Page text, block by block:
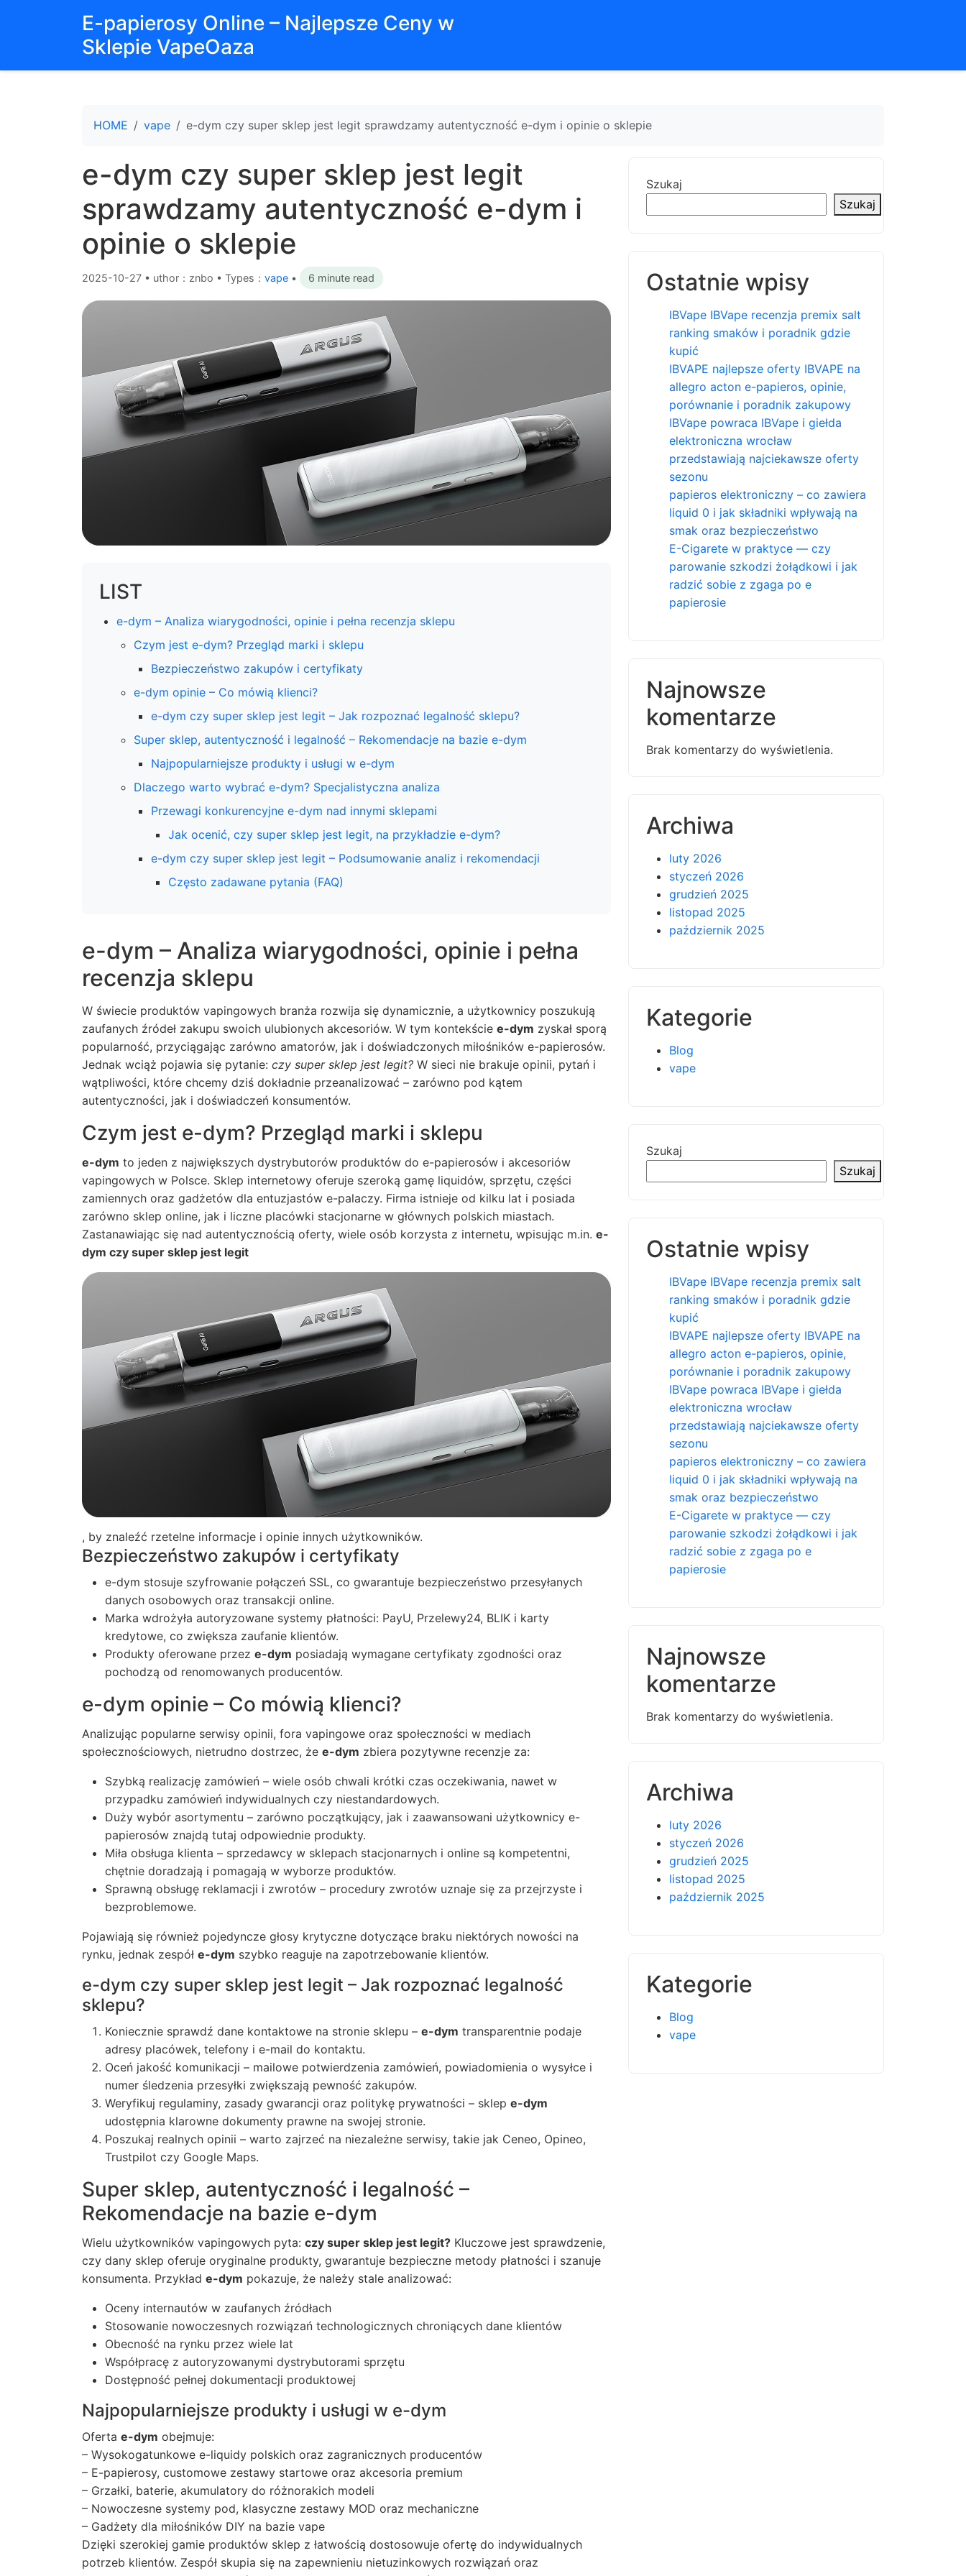
E-papierosy Online – Najlepsze Ceny w
Sklepie VapeOaza
HOME vape e-dym czy super sklep jest legit sprawdzamy autentyczność e-dym i opinie o sklepie
e-dym czy super sklep jest legit
sprawdzamy autentyczność e-dym i
opinie o sklepie
2025-10-27 • uthor：znbo • Types： vape • 6 minute read
LIST
e-dym – Analiza wiarygodności, opinie i pełna recenzja sklepu
Czym jest e-dym? Przegląd marki i sklepu
Bezpieczeństwo zakupów i certyfikaty
e-dym opinie – Co mówią klienci?
e-dym czy super sklep jest legit – Jak rozpoznać legalność sklepu?
Super sklep, autentyczność i legalność – Rekomendacje na bazie e-dym
Najpopularniejsze produkty i usługi w e-dym
Dlaczego warto wybrać e-dym? Specjalistyczna analiza
Przewagi konkurencyjne e-dym nad innymi sklepami
Jak ocenić, czy super sklep jest legit, na przykładzie e-dym?
e-dym czy super sklep jest legit – Podsumowanie analiz i rekomendacji
Często zadawane pytania (FAQ)
e-dym – Analiza wiarygodności, opinie i pełna
recenzja sklepu
W świecie produktów vapingowych branża rozwija się dynamicznie, a użytkownicy poszukują
zaufanych źródeł zakupu swoich ulubionych akcesoriów. W tym kontekście e-dym zyskał sporą
popularność, przyciągając zarówno amatorów, jak i doświadczonych miłośników e-papierosów.
Jednak wciąż pojawia się pytanie: czy super sklep jest legit? W sieci nie brakuje opinii, pytań i
wątpliwości, które chcemy dziś dokładnie przeanalizować – zarówno pod kątem
autentyczności, jak i doświadczeń konsumentów.
Czym jest e-dym? Przegląd marki i sklepu
e-dym to jeden z największych dystrybutorów produktów do e-papierosów i akcesoriów
vapingowych w Polsce. Sklep internetowy oferuje szeroką gamę liquidów, sprzętu, części
zamiennych oraz gadżetów dla entuzjastów e-palaczy. Firma istnieje od kilku lat i posiada
zarówno sklep online, jak i liczne placówki stacjonarne w głównych polskich miastach.
Zastanawiając się nad autentycznością oferty, wiele osób korzysta z internetu, wpisując m.in. e-
dym czy super sklep jest legit
, by znaleźć rzetelne informacje i opinie innych użytkowników.
Bezpieczeństwo zakupów i certyfikaty
e-dym stosuje szyfrowanie połączeń SSL, co gwarantuje bezpieczeństwo przesyłanych
danych osobowych oraz transakcji online.
Marka wdrożyła autoryzowane systemy płatności: PayU, Przelewy24, BLIK i karty
kredytowe, co zwiększa zaufanie klientów.
Produkty oferowane przez e-dym posiadają wymagane certyfikaty zgodności oraz
pochodzą od renomowanych producentów.
e-dym opinie – Co mówią klienci?
Analizując popularne serwisy opinii, fora vapingowe oraz społeczności w mediach
społecznościowych, nietrudno dostrzec, że e-dym zbiera pozytywne recenzje za:
Szybką realizację zamówień – wiele osób chwali krótki czas oczekiwania, nawet w
przypadku zamówień indywidualnych czy niestandardowych.
Duży wybór asortymentu – zarówno początkujący, jak i zaawansowani użytkownicy e-
papierosów znajdą tutaj odpowiednie produkty.
Miła obsługa klienta – sprzedawcy w sklepach stacjonarnych i online są kompetentni,
chętnie doradzają i pomagają w wyborze produktów.
Sprawną obsługę reklamacji i zwrotów – procedury zwrotów uznaje się za przejrzyste i
bezproblemowe.
Pojawiają się również pojedyncze głosy krytyczne dotyczące braku niektórych nowości na
rynku, jednak zespół e-dym szybko reaguje na zapotrzebowanie klientów.
e-dym czy super sklep jest legit – Jak rozpoznać legalność
sklepu?
Koniecznie sprawdź dane kontaktowe na stronie sklepu – e-dym transparentnie podaje
adresy placówek, telefony i e-mail do kontaktu.
Oceń jakość komunikacji – mailowe potwierdzenia zamówień, powiadomienia o wysyłce i
numer śledzenia przesyłki zwiększają pewność zakupów.
Weryfikuj regulaminy, zasady gwarancji oraz politykę prywatności – sklep e-dym
udostępnia klarowne dokumenty prawne na swojej stronie.
Poszukaj realnych opinii – warto zajrzeć na niezależne serwisy, takie jak Ceneo, Opineo,
Trustpilot czy Google Maps.
Super sklep, autentyczność i legalność –
Rekomendacje na bazie e-dym
Wielu użytkowników vapingowych pyta: czy super sklep jest legit? Kluczowe jest sprawdzenie,
czy dany sklep oferuje oryginalne produkty, gwarantuje bezpieczne metody płatności i szanuje
konsumenta. Przykład e-dym pokazuje, że należy stale analizować:
Oceny internautów w zaufanych źródłach
Stosowanie nowoczesnych rozwiązań technologicznych chroniących dane klientów
Obecność na rynku przez wiele lat
Współpracę z autoryzowanymi dystrybutorami sprzętu
Dostępność pełnej dokumentacji produktowej
Najpopularniejsze produkty i usługi w e-dym
Oferta e-dym obejmuje:
– Wysokogatunkowe e-liquidy polskich oraz zagranicznych producentów
– E-papierosy, customowe zestawy startowe oraz akcesoria premium
– Grzałki, baterie, akumulatory do różnorakich modeli
– Nowoczesne systemy pod, klasyczne zestawy MOD oraz mechaniczne
– Gadżety dla miłośników DIY na bazie vape
Dzięki szerokiej gamie produktów sklep z łatwością dostosowuje ofertę do indywidualnych
potrzeb klientów. Zespół skupia się na zapewnieniu nietuzinkowych rozwiązań oraz
Szukaj
Szukaj
Ostatnie wpisy
IBVape IBVape recenzja premix salt
ranking smaków i poradnik gdzie
kupić
IBVAPE najlepsze oferty IBVAPE na
allegro acton e-papieros, opinie,
porównanie i poradnik zakupowy
IBVape powraca IBVape i giełda
elektroniczna wrocław
przedstawiają najciekawsze oferty
sezonu
papieros elektroniczny – co zawiera
liquid 0 i jak składniki wpływają na
smak oraz bezpieczeństwo
E-Cigarete w praktyce — czy
parowanie szkodzi żołądkowi i jak
radzić sobie z zgaga po e
papierosie
Najnowsze
komentarze
Brak komentarzy do wyświetlenia.
Archiwa
luty 2026
styczeń 2026
grudzień 2025
listopad 2025
październik 2025
Kategorie
Blog
vape
Szukaj
Szukaj
Ostatnie wpisy
IBVape IBVape recenzja premix salt
ranking smaków i poradnik gdzie
kupić
IBVAPE najlepsze oferty IBVAPE na
allegro acton e-papieros, opinie,
porównanie i poradnik zakupowy
IBVape powraca IBVape i giełda
elektroniczna wrocław
przedstawiają najciekawsze oferty
sezonu
papieros elektroniczny – co zawiera
liquid 0 i jak składniki wpływają na
smak oraz bezpieczeństwo
E-Cigarete w praktyce — czy
parowanie szkodzi żołądkowi i jak
radzić sobie z zgaga po e
papierosie
Najnowsze
komentarze
Brak komentarzy do wyświetlenia.
Archiwa
luty 2026
styczeń 2026
grudzień 2025
listopad 2025
październik 2025
Kategorie
Blog
vape